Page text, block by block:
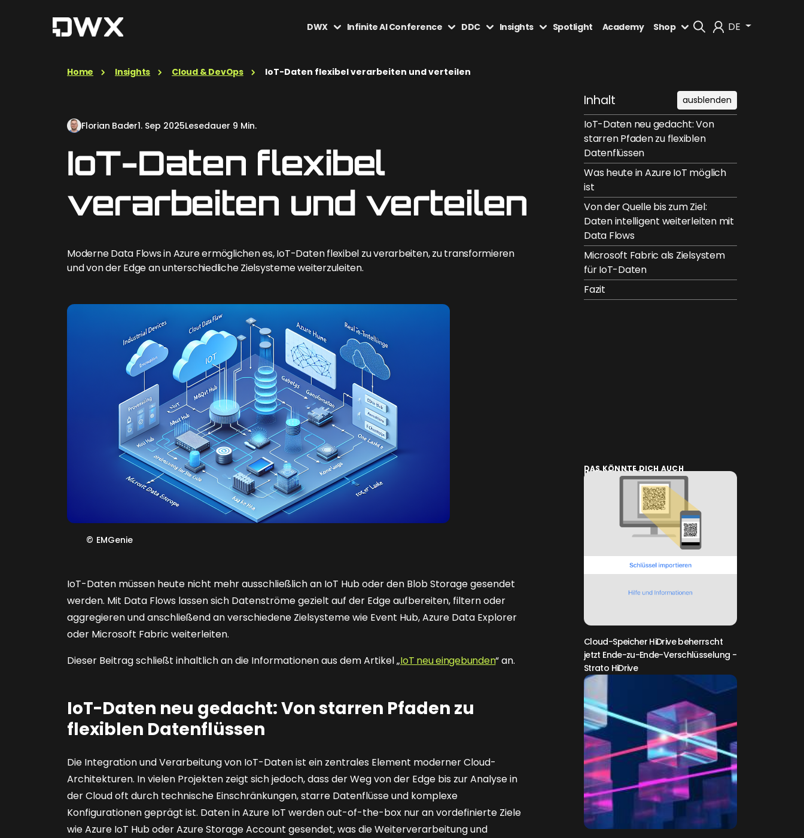
Abmelden
DE
DWX Infinite AI Conference DDC Insights Spotlight Academy Shop
Home Insights Cloud & DevOps IoT-Daten flexibel verarbeiten und verteilen
Florian Bader1. Sep 2025Lesedauer 9 Min.
IoT-Daten flexibel
verarbeiten und verteilen
Moderne Data Flows in Azure ermöglichen es, IoT-Daten flexibel zu verarbeiten, zu transformieren
und von der Edge an unterschiedliche Zielsysteme weiterzuleiten.
© EMGenie
IoT-Daten müssen heute nicht mehr ausschließlich an IoT Hub oder den Blob Storage gesendet
werden. Mit Data Flows lassen sich Datenströme gezielt auf der Edge aufbereiten, filtern oder
aggregieren und anschließend an verschiedene Zielsysteme wie Event Hub, Azure Data Explorer
oder Microsoft Fabric weiterleiten.
Dieser Beitrag schließt inhaltlich an die Informationen aus dem Artikel „IoT neu eingebunden“ an.
IoT-Daten neu gedacht: Von starren Pfaden zu
flexiblen Datenflüssen
Die Integration und Verarbeitung von IoT-Daten ist ein zentrales Element moderner Cloud-
Architekturen. In vielen Projekten zeigt sich jedoch, dass der Weg von der Edge bis zur Analyse in
der Cloud oft durch technische Einschränkungen, starre Datenflüsse und komplexe
Konfigurationen geprägt ist. Daten in Azure IoT werden out-of-the-box nur an vordefinierte Ziele
wie Azure IoT Hub oder Azure Storage Account gesendet, was die Weiterverarbeitung und
Inhalt ausblenden
IoT-Daten neu gedacht: Von
starren Pfaden zu flexiblen
Datenflüssen
Was heute in Azure IoT möglich
ist
Von der Quelle bis zum Ziel:
Daten intelligent weiterleiten mit
Data Flows
Microsoft Fabric als Zielsystem
für IoT-Daten
Fazit
DAS KÖNNTE DICH AUCH
INTERESSIEREN:
Cloud-Speicher HiDrive beherrscht
jetzt Ende-zu-Ende-Verschlüsselung -
Strato HiDrive